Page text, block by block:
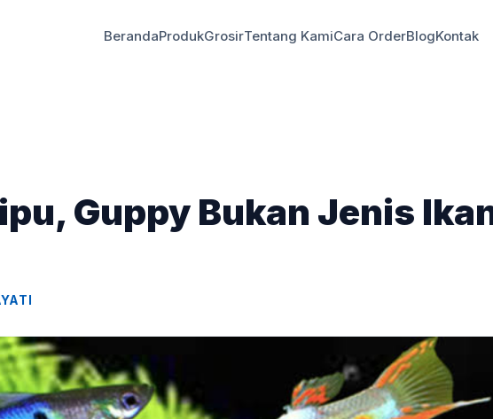
BerandaProdukGrosirTentang KamiCara OrderBlogKontak
Guppy Bukan Jenis